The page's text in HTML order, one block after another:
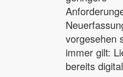
vorgesehen
immer gilt:
bereits